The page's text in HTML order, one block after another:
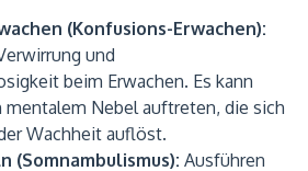
(Konfusions-Erwachen):
und
beim Erwachen. Es kann
mentalem Nebel auftreten, die sich
Wachheit auflöst.
(Somnambulismus): Ausführen